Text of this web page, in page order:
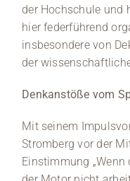
der Hochschule und
hier federführend
insbesondere von
der
Denkanstöße vom
Mit seinem
Stromberg vor der
Einstimmung